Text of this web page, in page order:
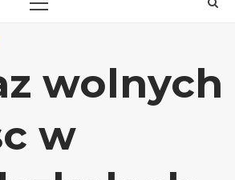
PRIMARY
wolnych
w